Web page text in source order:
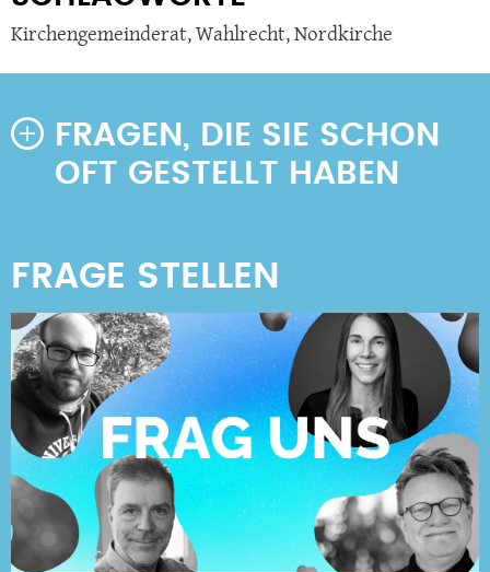
Kirchengemeinderat,Wahlrecht,Nordkirche
FRAGEN, DIE SIE SCHON
OFT GESTELLT HABEN